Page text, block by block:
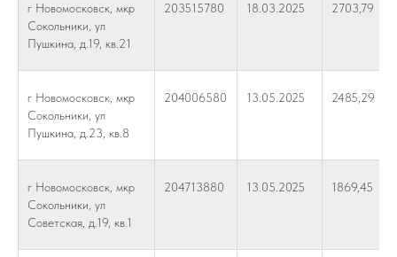
г Новомосковск, мкр
Сокольники, ул
Пушкина, д.19, кв.21
203515780 18.03.2025 2703,79
г Новомосковск, мкр
Сокольники, ул
Пушкина, д.23, кв.8
204006580 13.05.2025 2485,29
г Новомосковск, мкр
Сокольники, ул
Советская, д.19, кв.1
204713880 13.05.2025 1869,45